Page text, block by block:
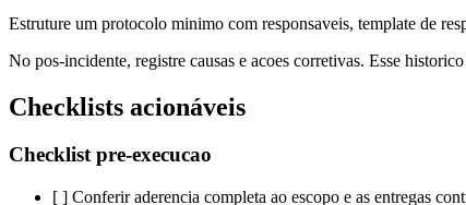
Estruture um protocolo minimo com responsaveis, template de
No pos-incidente, registre causas e acoes corretivas. Esse
Checklists acionáveis
Checklist pre-execucao
[ ] Conferir aderencia completa ao escopo e as entregas